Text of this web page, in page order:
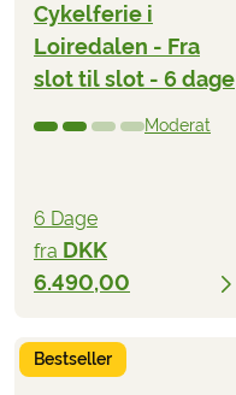
Cykelferie i
Loiredalen - Fra
slot til slot - 6 dage
Moderat
6 Dage
fra DKK
6.490,00
Bestseller